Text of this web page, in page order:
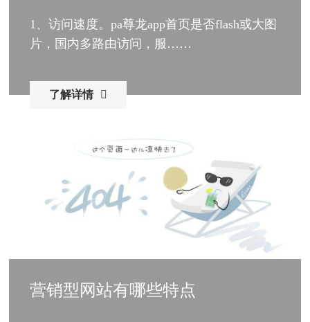
1、访问速度。pa尊龙app首页是否flash或大图
片，国内多路由访问，服……
了解详情
营销型网站有哪些特点